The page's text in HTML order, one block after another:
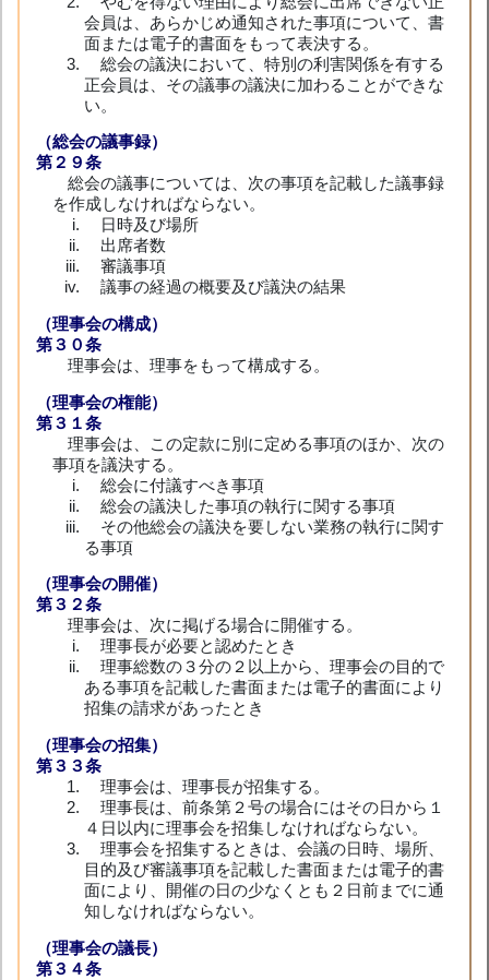
会員は、あらかじめ通知された事項について、書
面または電子的書面をもって表決する。
総会の議決において、特別の利害関係を有する
正会員は、その議事の議決に加わることができな
い。
（総会の議事録）
第２９条
総会の議事については、次の事項を記載した議事録
を作成しなければならない。
日時及び場所
出席者数
審議事項
議事の経過の概要及び議決の結果
（理事会の構成）
第３０条
理事会は、理事をもって構成する。
（理事会の権能）
第３１条
理事会は、この定款に別に定める事項のほか、次の
事項を議決する。
総会に付議すべき事項
総会の議決した事項の執行に関する事項
その他総会の議決を要しない業務の執行に関す
る事項
（理事会の開催）
第３２条
理事会は、次に掲げる場合に開催する。
理事長が必要と認めたとき
理事総数の３分の２以上から、理事会の目的で
ある事項を記載した書面または電子的書面により
招集の請求があったとき
（理事会の招集）
第３３条
理事会は、理事長が招集する。
理事長は、前条第２号の場合にはその日から１
４日以内に理事会を招集しなければならない。
理事会を招集するときは、会議の日時、場所、
目的及び審議事項を記載した書面または電子的書
面により、開催の日の少なくとも２日前までに通
知しなければならない。
（理事会の議長）
第３４条